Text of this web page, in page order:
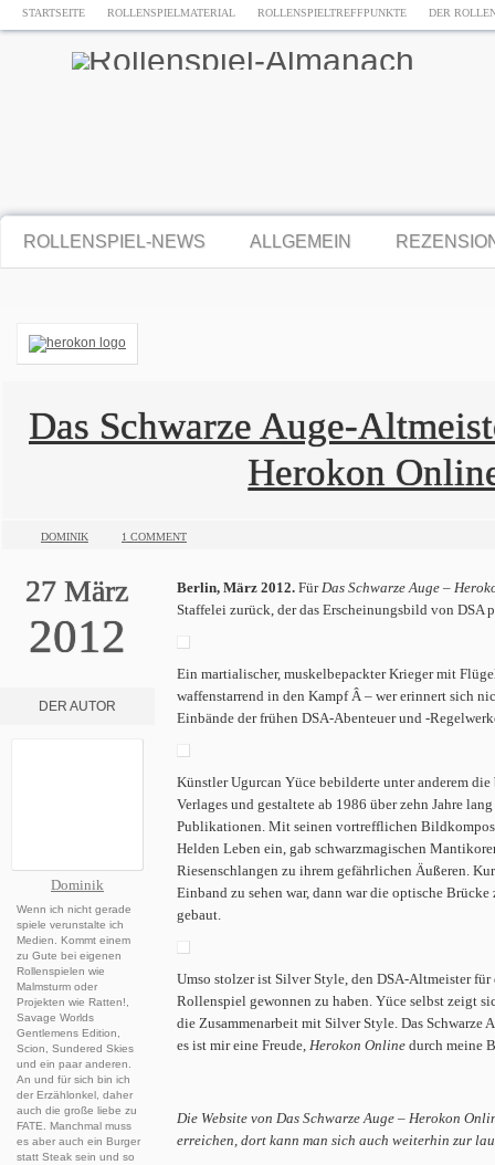
STARTSEITE ROLLENSPIELMATERIAL ROLLENSPIELTREFFPUNKTE DER
ROLLENSPIEL-NEWS ALLGEMEIN
Das Schwarze Auge-
Herokon
DOMINIK 1 COMMENT
27März
2012
DER AUTOR
Dominik
Wenn ich nicht gerade
spiele verunstalte ich
Medien. Kommt einem
zu Gute bei eigenen
Rollenspielen wie
Malmsturm oder
Projekten wie Ratten!,
Savage Worlds
Gentlemens Edition,
Scion, Sundered Skies
und ein paar anderen.
An und für sich bin ich
der Erzählonkel, daher
auch die große liebe zu
FATE. Manchmal muss
es aber auch ein Burger
statt Steak sein und so
Berlin, März 2012. FürDas Schwarze Auge –
Staffelei zurück, der das Erscheinungsbild von DSA
Ein martialischer, muskelbepackter Krieger mit
waffenstarrend in den Kampf Â – wer erinnert sich
Einbände der frühen DSA-Abenteuer und -
Künstler Ugurcan Yüce bebilderte unter anderem
Verlages und gestaltete ab 1986 über zehn Jahre
Publikationen. Mit seinen vortrefflichen
Helden Leben ein, gab schwarzmagischen
Riesenschlangen zu ihrem gefährlichen Äußeren.
Einband zu sehen war, dann war die optische
gebaut.
Umso stolzer ist Silver Style, den DSA-Altmeister
Rollenspiel gewonnen zu haben. Yüce selbst zeigt
die Zusammenarbeit mit Silver Style. Das Schwarze
es ist mir eine Freude, Herokon Online durch meine
Die Website von Das Schwarze Auge – Herokon
erreichen, dort kann man sich auch weiterhin zur